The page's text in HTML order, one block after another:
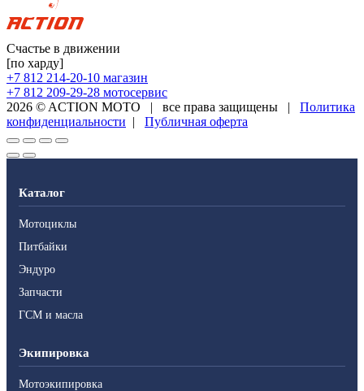
Счастье в движении
[по харду]
+7 812 214-20-10 магазин
+7 812 209-29-28 мотосервис
2026 © ACTION MOTO | все права защищены |
Политика
конфиденциальности | Публичная оферта
Каталог
Мотоциклы
Питбайки
Эндуро
Запчасти
ГСМ и масла
Экипировка
Мотоэкипировка